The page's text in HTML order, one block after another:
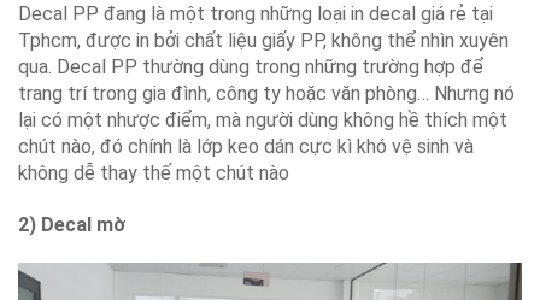
Decal PP đang là một trong những loại in decal giá rẻ tại
Tphcm, được in bởi chất liệu giấy PP, không thể nhìn xuyên
qua. Decal PP thường dùng trong những trường hợp để
trang trí trong gia đình, công ty hoặc văn phòng… Nhưng nó
lại có một nhược điểm, mà người dùng không hề thích một
chút nào, đó chính là lớp keo dán cực kì khó vệ sinh và
không dễ thay thế một chút nào
2) Decal mờ